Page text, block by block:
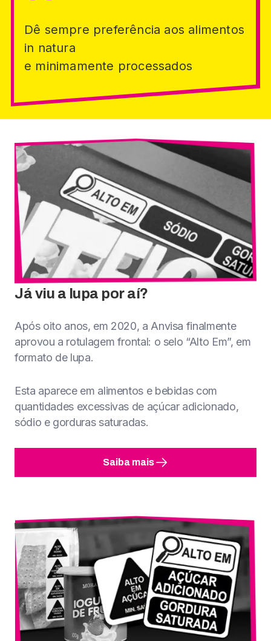
Dê sempre preferência aos alimentos
in natura
e minimamente processados
Já viu a lupa por aí?
Após oito anos, em 2020, a Anvisa finalmente
aprovou a rotulagem frontal: o selo “Alto Em”, em
formato de lupa.
Esta aparece em alimentos e bebidas com
quantidades excessivas de açúcar adicionado,
sódio e gorduras saturadas.
Saiba mais